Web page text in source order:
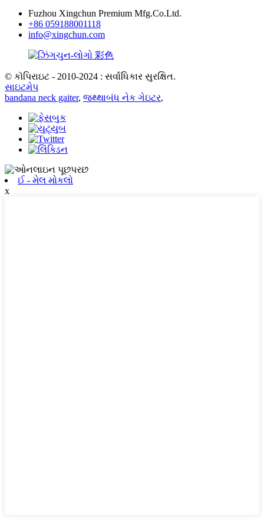
Fuzhou Xingchun Premium Mfg.Co.Ltd.
+86 059188001118
info@xingchun.com
© કૉપિરાઇટ - 2010-2024 : સર્વાધિકાર સુરક્ષિત.
સાઇટમેપ
bandana neck gaiter, જથ્થાબંધ નેક ગેઇટર,
ઈ - મેલ મોકલો
x